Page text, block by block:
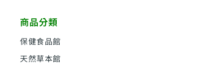
字
:
商品分類
保健食品館
天然草本館